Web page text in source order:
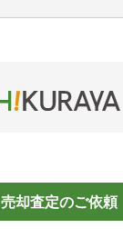
売却査定のご依頼